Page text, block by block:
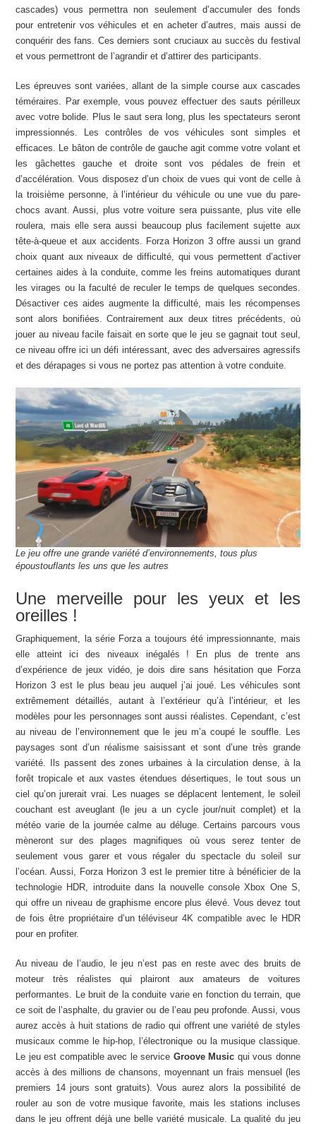
cascades) vous permettra non seulement d’accumuler des fonds
pour entretenir vos véhicules et en acheter d’autres, mais aussi de
conquérir des fans. Ces derniers sont cruciaux au succès du festival
et vous permettront de l’agrandir et d’attirer des participants.
Les épreuves sont variées, allant de la simple course aux cascades
téméraires. Par exemple, vous pouvez effectuer des sauts périlleux
avec votre bolide. Plus le saut sera long, plus les spectateurs seront
impressionnés. Les contrôles de vos véhicules sont simples et
efficaces. Le bâton de contrôle de gauche agit comme votre volant et
les gâchettes gauche et droite sont vos pédales de frein et
d’accélération. Vous disposez d’un choix de vues qui vont de celle à
la troisième personne, à l’intérieur du véhicule ou une vue du pare-
chocs avant. Aussi, plus votre voiture sera puissante, plus vite elle
roulera, mais elle sera aussi beaucoup plus facilement sujette aux
tête-à-queue et aux accidents. Forza Horizon 3 offre aussi un grand
choix quant aux niveaux de difficulté, qui vous permettent d’activer
certaines aides à la conduite, comme les freins automatiques durant
les virages ou la faculté de reculer le temps de quelques secondes.
Désactiver ces aides augmente la difficulté, mais les récompenses
sont alors bonifiées. Contrairement aux deux titres précédents, où
jouer au niveau facile faisait en sorte que le jeu se gagnait tout seul,
ce niveau offre ici un défi intéressant, avec des adversaires agressifs
et des dérapages si vous ne portez pas attention à votre conduite.
Le jeu offre une grande variété d’environnements, tous plus
époustouflants les uns que les autres
Une merveille pour les yeux et les
oreilles !
Graphiquement, la série Forza a toujours été impressionnante, mais
elle atteint ici des niveaux inégalés ! En plus de trente ans
d’expérience de jeux vidéo, je dois dire sans hésitation que Forza
Horizon 3 est le plus beau jeu auquel j’ai joué. Les véhicules sont
extrêmement détaillés, autant à l’extérieur qu’à l’intérieur, et les
modèles pour les personnages sont aussi réalistes. Cependant, c’est
au niveau de l’environnement que le jeu m’a coupé le souffle. Les
paysages sont d’un réalisme saisissant et sont d’une très grande
variété. Ils passent des zones urbaines à la circulation dense, à la
forêt tropicale et aux vastes étendues désertiques, le tout sous un
ciel qu’on jurerait vrai. Les nuages se déplacent lentement, le soleil
couchant est aveuglant (le jeu a un cycle jour/nuit complet) et la
météo varie de la journée calme au déluge. Certains parcours vous
mèneront sur des plages magnifiques où vous serez tenter de
seulement vous garer et vous régaler du spectacle du soleil sur
l’océan. Aussi, Forza Horizon 3 est le premier titre à bénéficier de la
technologie HDR, introduite dans la nouvelle console Xbox One S,
qui offre un niveau de graphisme encore plus élevé. Vous devez tout
de fois être propriétaire d’un téléviseur 4K compatible avec le HDR
pour en profiter.
Au niveau de l’audio, le jeu n’est pas en reste avec des bruits de
moteur très réalistes qui plairont aux amateurs de voitures
performantes. Le bruit de la conduite varie en fonction du terrain, que
ce soit de l’asphalte, du gravier ou de l’eau peu profonde. Aussi, vous
aurez accès à huit stations de radio qui offrent une variété de styles
musicaux comme le hip-hop, l’électronique ou la musique classique.
Le jeu est compatible avec le service Groove Music qui vous donne
accès à des millions de chansons, moyennant un frais mensuel (les
premiers 14 jours sont gratuits). Vous aurez alors la possibilité de
rouler au son de votre musique favorite, mais les stations incluses
dans le jeu offrent déjà une belle variété musicale. La qualité du jeu